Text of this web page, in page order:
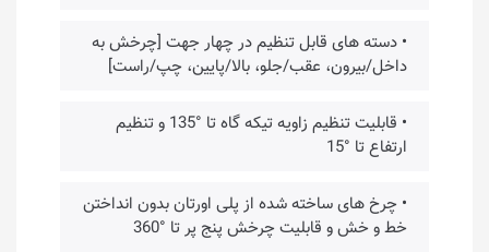
• دسته های قابل تنظیم در چهار جهت [چرخش به
داخل/بیرون، عقب/جلو، بالا/پایین، چپ/راست]
• قابلیت تنظیم زاویه تیکه گاه تا °135 و تنظیم
ارتفاع تا °15
• چرخ های ساخته شده از پلی اورتان بدون انداختن
خط و خش و قابلیت چرخش پنج پر تا °360